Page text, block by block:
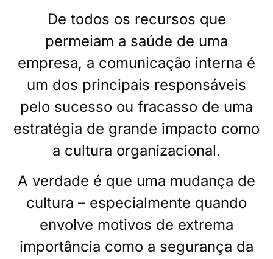
De todos os recursos que
permeiam a saúde de uma
empresa, a comunicação interna é
um dos principais responsáveis
pelo sucesso ou fracasso de uma
estratégia de grande impacto como
a cultura organizacional.
A verdade é que uma mudança de
cultura – especialmente quando
envolve motivos de extrema
importância como a segurança da